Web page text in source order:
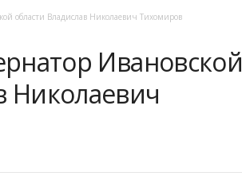
области Владислав Николаевич Тихомиров
Ивановской
Николаевич